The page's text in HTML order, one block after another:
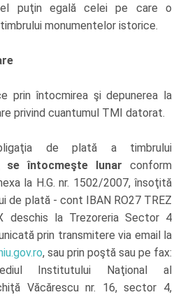
puţin egală celei pe care o
monumentelor istorice.
prin întocmirea şi depunerea la
privind cuantumul TMI datorat.
de plată a timbrului
se întocmeşte lunar conform
la H.G. nr. 1502/2007, însoţită
de plată - cont IBAN RO27 TREZ
deschis la Trezoreria Sector 4
prin transmitere via email la
, sau prin poştă sau pe fax:
Institutului Naţional al
Văcărescu nr. 16, sector 4,